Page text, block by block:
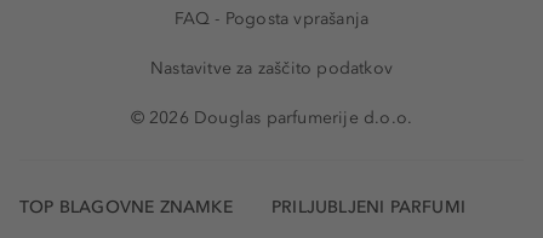
FAQ - Pogosta vprašanja
Nastavitve za zaščito podatkov
© 2026 Douglas parfumerije d.o.o.
TOP BLAGOVNE ZNAMKE PRILJUBLJENI PARFUMI